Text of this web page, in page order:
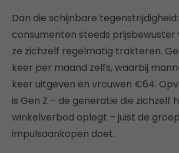
Dan die schijnbare
consumenten steeds prijsbewuster
ze zichzelf regelmatig trakteren.
keer per maand zelfs, waarbij
keer uitgeven en vrouwen €64.
is Gen Z – de generatie die zichzelf
winkelverbod oplegt – juist de
impulsaankopen doet.